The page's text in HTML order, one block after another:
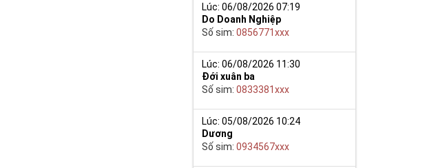
Lúc: 06/08/2026 07:19
Do Doanh Nghiệp
Số sim:0856771xxx
Lúc: 06/08/2026 11:30
Đới xuân ba
Số sim:0833381xxx
Lúc: 05/08/2026 10:24
Dương
Số sim:0934567xxx